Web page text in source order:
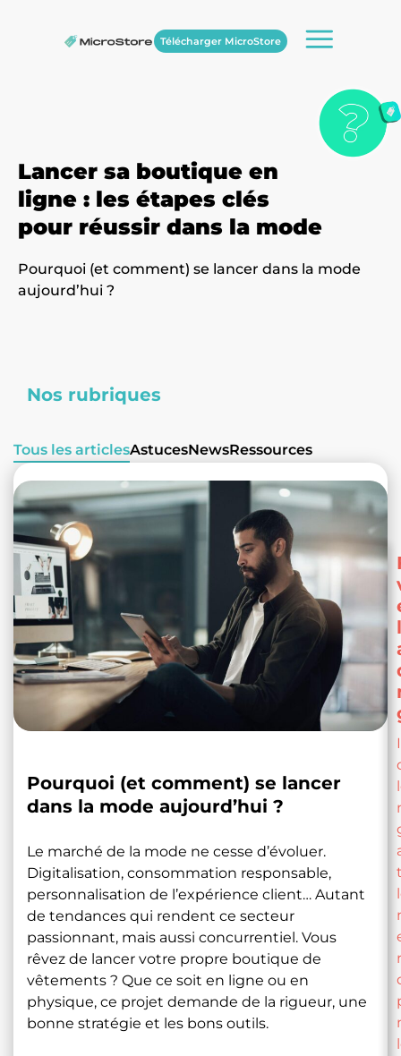
Télécharger MicroStore
Lancer sa boutique en
ligne : les étapes clés
pour réussir dans la mode
Pourquoi (et comment) se lancer dans la mode
aujourd’hui ?
Nos rubriques
Tous les articlesAstucesNewsRessources
Pourquoi (et comment) se lancer
dans la mode aujourd’hui ?
Le marché de la mode ne cesse d’évoluer.
Digitalisation, consommation responsable,
personnalisation de l’expérience client… Autant
de tendances qui rendent ce secteur
passionnant, mais aussi concurrentiel. Vous
rêvez de lancer votre propre boutique de
vêtements ? Que ce soit en ligne ou en
physique, ce projet demande de la rigueur, une
bonne stratégie et les bons outils.